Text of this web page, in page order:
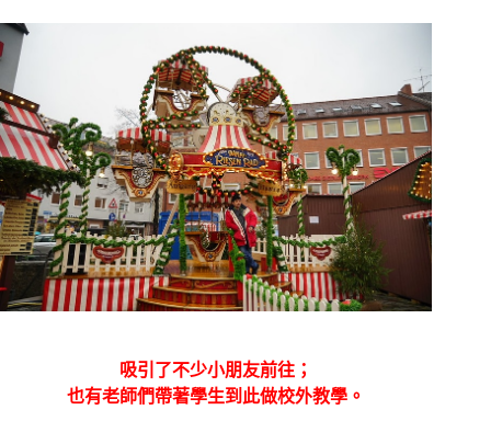
吸引了不少小朋友前往；
也有老師們帶著學生到此做校外教學。